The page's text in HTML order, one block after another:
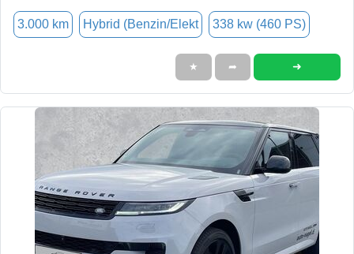
3.000 km Hybrid (Benzin/Elekt 338 kw (460 PS)
★ ➦ ➜